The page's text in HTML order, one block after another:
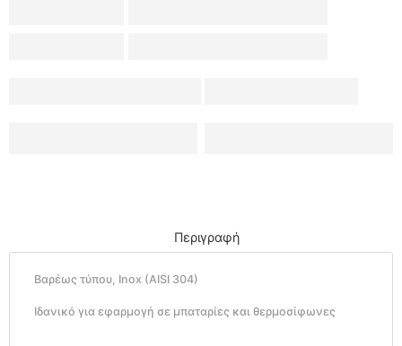
Περιγραφή
Βαρέως τύπου, Inox (AISI 304)
Ιδανικό για εφαρμογή σε μπαταρίες και θερμοσίφωνες